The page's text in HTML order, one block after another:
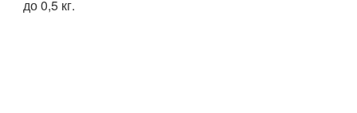
до 0,5 кг.